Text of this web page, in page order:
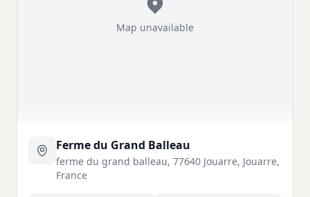
Map unavailable
Ferme du Grand Balleau
ferme du grand balleau, 77640 Jouarre, Jouarre,
France